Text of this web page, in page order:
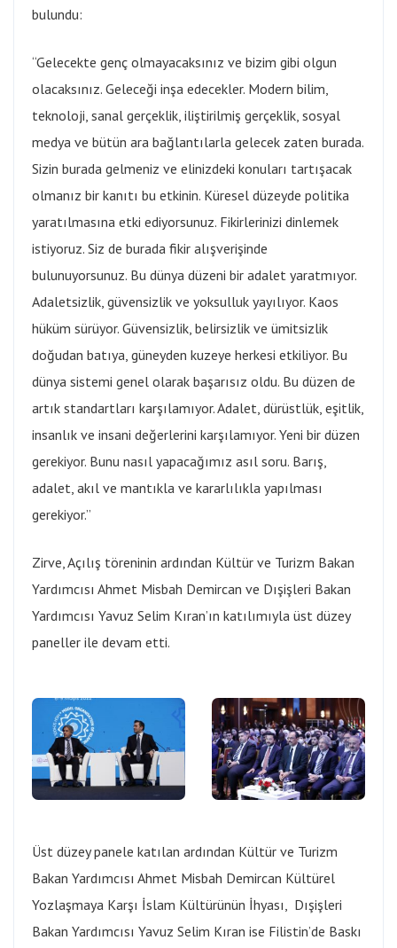
bulundu:
“Gelecekte genç olmayacaksınız ve bizim gibi olgun
olacaksınız. Geleceği inşa edecekler. Modern bilim,
teknoloji, sanal gerçeklik, iliştirilmiş gerçeklik, sosyal
medya ve bütün ara bağlantılarla gelecek zaten burada.
Sizin burada gelmeniz ve elinizdeki konuları tartışacak
olmanız bir kanıtı bu etkinin. Küresel düzeyde politika
yaratılmasına etki ediyorsunuz. Fikirlerinizi dinlemek
istiyoruz. Siz de burada fikir alışverişinde
bulunuyorsunuz. Bu dünya düzeni bir adalet yaratmıyor.
Adaletsizlik, güvensizlik ve yoksulluk yayılıyor. Kaos
hüküm sürüyor. Güvensizlik, belirsizlik ve ümitsizlik
doğudan batıya, güneyden kuzeye herkesi etkiliyor. Bu
dünya sistemi genel olarak başarısız oldu. Bu düzen de
artık standartları karşılamıyor. Adalet, dürüstlük, eşitlik,
insanlık ve insani değerlerini karşılamıyor. Yeni bir düzen
gerekiyor. Bunu nasıl yapacağımız asıl soru. Barış,
adalet, akıl ve mantıkla ve kararlılıkla yapılması
gerekiyor.”
Zirve, Açılış töreninin ardından Kültür ve Turizm Bakan
Yardımcısı Ahmet Misbah Demircan ve Dışişleri Bakan
Yardımcısı Yavuz Selim Kıran’ın katılımıyla üst düzey
paneller ile devam etti.
Üst düzey panele katılan ardından Kültür ve Turizm
Bakan Yardımcısı Ahmet Misbah Demircan Kültürel
Yozlaşmaya Karşı İslam Kültürünün İhyası, Dışişleri
Bakan Yardımcısı Yavuz Selim Kıran ise Filistin’de Baskı